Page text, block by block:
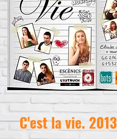
C'est la vie. 2013